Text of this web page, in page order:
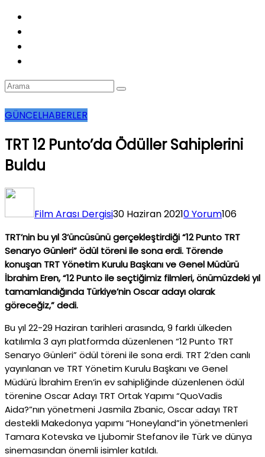
GÜNCELHABERLER
TRT 12 Punto’da Ödüller Sahiplerini
Buldu
Film Arası Dergisi30 Haziran 20210 Yorum106
TRT’nin bu yıl 3’üncüsünü gerçekleştirdiği “12 Punto TRT
Senaryo Günleri” ödül töreni ile sona erdi. Törende
konuşan TRT Yönetim Kurulu Başkanı ve Genel Müdürü
İbrahim Eren, “12 Punto ile seçtiğimiz filmleri, önümüzdeki yıl
tamamlandığında Türkiye’nin Oscar adayı olarak
göreceğiz,” dedi.
Bu yıl 22-29 Haziran tarihleri arasında, 9 farklı ülkeden
katılımla 3 ayrı platformda düzenlenen “12 Punto TRT
Senaryo Günleri” ödül töreni ile sona erdi. TRT 2’den canlı
yayınlanan ve TRT Yönetim Kurulu Başkanı ve Genel
Müdürü İbrahim Eren’in ev sahipliğinde düzenlenen ödül
törenine Oscar Adayı TRT Ortak Yapımı “QuoVadis
Aida?”nın yönetmeni Jasmila Zbanic, Oscar adayı TRT
destekli Makedonya yapımı “Honeyland”in yönetmenleri
Tamara Kotevska ve Ljubomir Stefanov ile Türk ve dünya
sinemasından önemli isimler katıldı.